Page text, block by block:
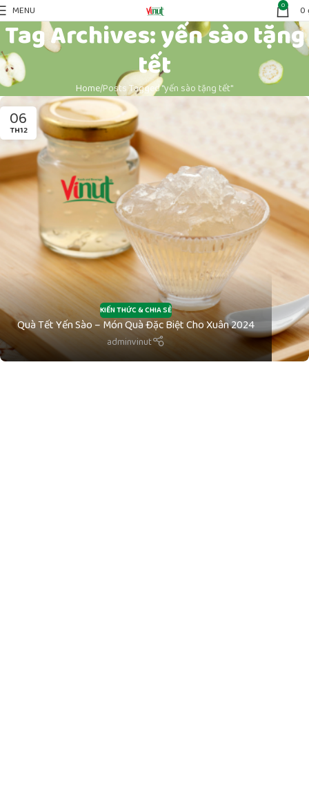
MENU 0 0
Tag Archives: yến sào tặng
tết
HomePosts Tagged "yến sào tặng tết"
06
TH12
KIẾN THỨC & CHIA SẺ
Quà Tết Yến Sào – Món Quà Đặc Biệt Cho Xuân 2024
adminvinut